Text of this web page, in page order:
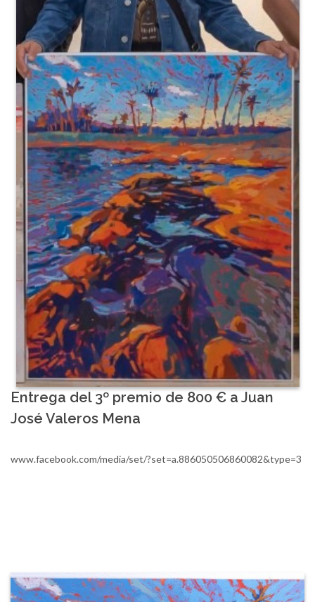
Entrega del 3º premio de 800 € a Juan
José Valeros Mena
www.facebook.com/media/set/?set=a.886050506860082&type=3